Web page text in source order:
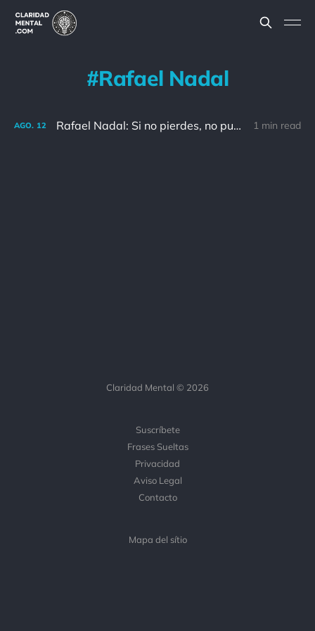
Rafael Nadal
AGO. 12 Rafael Nadal: Si no pierdes, no puedes disfrutar de las victorias. 1 min read
Claridad Mental © 2026
Suscríbete
Frases Sueltas
Privacidad
Aviso Legal
Contacto
Mapa del sítio